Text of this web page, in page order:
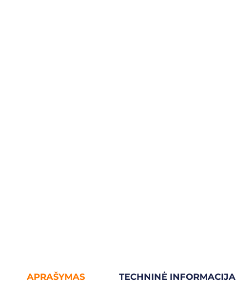
APRAŠYMAS TECHNINĖ INFORMACIJA